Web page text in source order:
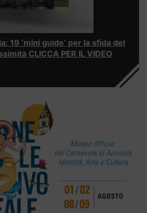
19 ‘mini guide’ per la sfida del
CLICCA PER IL VIDEO